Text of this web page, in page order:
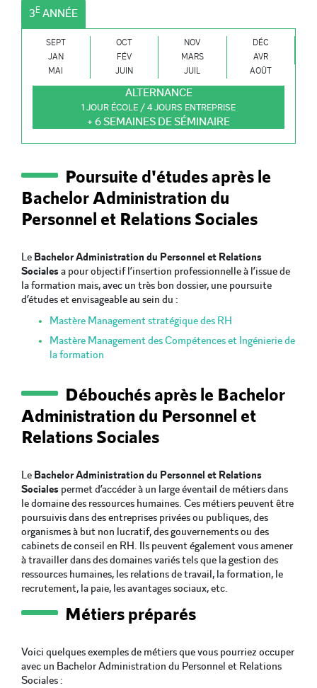
3E ANNÉE
SEPT OCT NOV
DÉC
JAN
FÉV MARS
AVR
MAI
JUIN JUIL AOÛT
ALTERNANCE
1 JOUR ÉCOLE / 4 JOURS ENTREPRISE
+ 6 SEMAINES DE SÉMINAIRE
Poursuite d'études après le
Bachelor Administration du
Personnel et Relations Sociales
Le Bachelor Administration du Personnel et Relations
Socialesa pour objectif l’insertion professionnelle à l’issue de
la formation mais, avec un très bon dossier, une poursuite
d’études et envisageable au sein du :
Mastère Management stratégique des RH
Mastère Management des Compétences et Ingénierie de
la formation
Débouchés après le Bachelor
Administration du Personnel et
Relations Sociales
Le Bachelor Administration du Personnel et Relations
Sociales permet d’accéder à un large éventail de métiers dans
le domaine des ressources humaines. Ces métiers peuvent être
poursuivis dans des entreprises privées ou publiques, des
organismes à but non lucratif, des gouvernements ou des
cabinets de conseil en RH. Ils peuvent également vous amener
à travailler dans des domaines variés tels que la gestion des
ressources humaines, les relations de travail, la formation, le
recrutement, la paie, les avantages sociaux, etc.
Métiers préparés
Voici quelques exemples de métiers que vous pourriez occuper
avec un Bachelor Administration du Personnel et Relations
Sociales :